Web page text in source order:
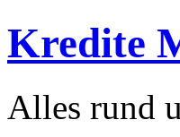
Kredite
Alles rund